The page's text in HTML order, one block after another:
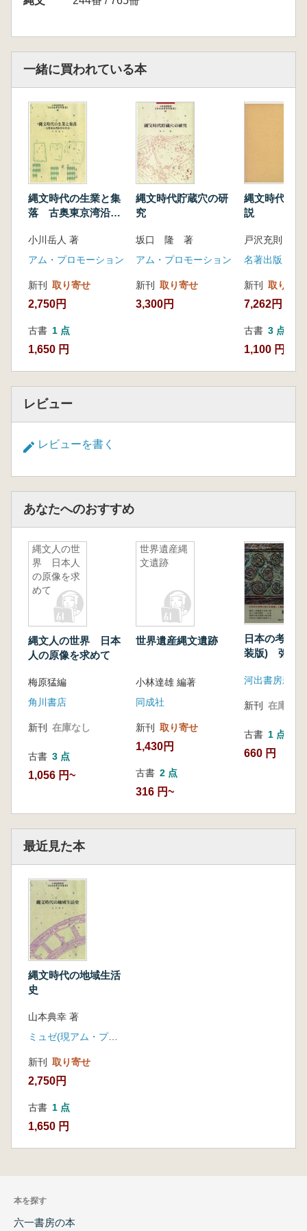
一緒に買われている本
縄文時代の生業と集
落 古奥東京湾沿岸
小川岳人 著
アム・プロモーション
新刊 取り寄せ
2,750円
古書 1 点
1,650 円
縄文時代貯蔵穴の研
究
坂口 隆 著
アム・プロモーション
新刊 取り寄せ
3,300円
縄文時代史
説
戸沢充則 著
名著出版
新刊 取り寄せ
7,262円
古書 3 点
1,100 円~
レビュー
レビューを書く
あなたへのおすすめ
縄文人の世
界 日本人
の原像を求
めて
縄文人の世界 日本
人の原像を求めて
梅原猛編
角川書店
新刊 在庫なし
古書 3 点
1,056 円~
世界遺産縄
文遺跡
世界遺産縄文遺跡
小林達雄 編著
同成社
新刊 取り寄せ
1,430円
古書 2 点
316 円~
日本の考古
装版) 弥生
河出書房新社
新刊 在庫なし
古書 1 点
660 円
最近見た本
縄文時代の地域生活
史
山本典幸 著
ミュゼ(現アム・プロモーション)
新刊 取り寄せ
2,750円
古書 1 点
1,650 円
本を探す
六一書房の本